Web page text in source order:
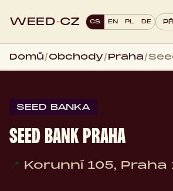
WEED·CZ CS EN PL DE
Domů/Obchody/Praha/
SEED BANKA
SEED BANK PRAHA
📍 Korunní 105, Praha